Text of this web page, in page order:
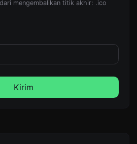
mengembalikan titik akhir: .ico
Kirim